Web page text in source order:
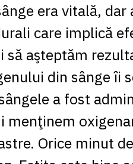
era vitală, dar
care implică
să aşteptăm
din sânge îi
a fost
menţinem
Orice minut